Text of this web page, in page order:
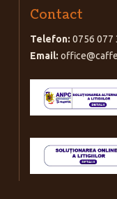
Contact
Telefon: 0756 077
Email: